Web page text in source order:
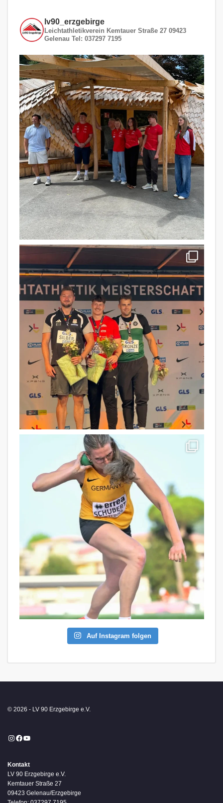
lv90_erzgebirge
Leichtathletikverein Kemtauer Straße 27 09423
Gelenau Tel: 037297 7195
Auf Instagram folgen
© 2026 - LV 90 Erzgebirge e.V.
Instagram
Facebook
YouTube
Kontakt
LV 90 Erzgebirge e.V.
Kemtauer Straße 27
09423 Gelenau/Erzgebirge